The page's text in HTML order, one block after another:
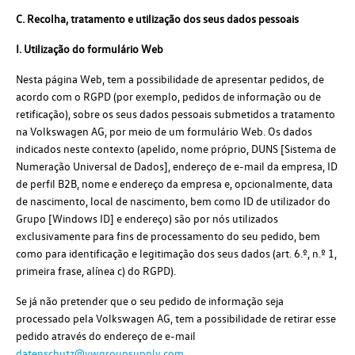
C. Recolha, tratamento e utilização dos seus dados pessoais
I. Utilização do formulário Web
Nesta página Web, tem a possibilidade de apresentar pedidos, de
acordo com o RGPD (por exemplo, pedidos de informação ou de
retificação), sobre os seus dados pessoais submetidos a tratamento
na Volkswagen AG, por meio de um formulário Web. Os dados
indicados neste contexto (apelido, nome próprio, DUNS [Sistema de
Numeração Universal de Dados], endereço de e-mail da empresa, ID
de perfil B2B, nome e endereço da empresa e, opcionalmente, data
de nascimento, local de nascimento, bem como ID de utilizador do
Grupo [Windows ID] e endereço) são por nós utilizados
exclusivamente para fins de processamento do seu pedido, bem
como para identificação e legitimação dos seus dados (art. 6.º, n.º 1,
primeira frase, alínea c) do RGPD).
Se já não pretender que o seu pedido de informação seja
processado pela Volkswagen AG, tem a possibilidade de retirar esse
pedido através do endereço de e-mail